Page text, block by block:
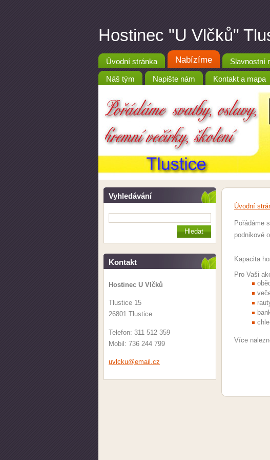
Hostinec "U Vlčků"
Úvodní stránka Nabízíme Slavnostní
Náš tým Napište nám Kontakt a mapa
Vyhledávání
Kontakt
Hostinec U Vlčků
Tlustice 15
26801 Tlustice
Telefon: 311 512 359
Mobil: 736 244 799
uvlcku@email.cz
Úvodní
Pořádáme
podnikové
Kapacita
Pro Vaši
Více